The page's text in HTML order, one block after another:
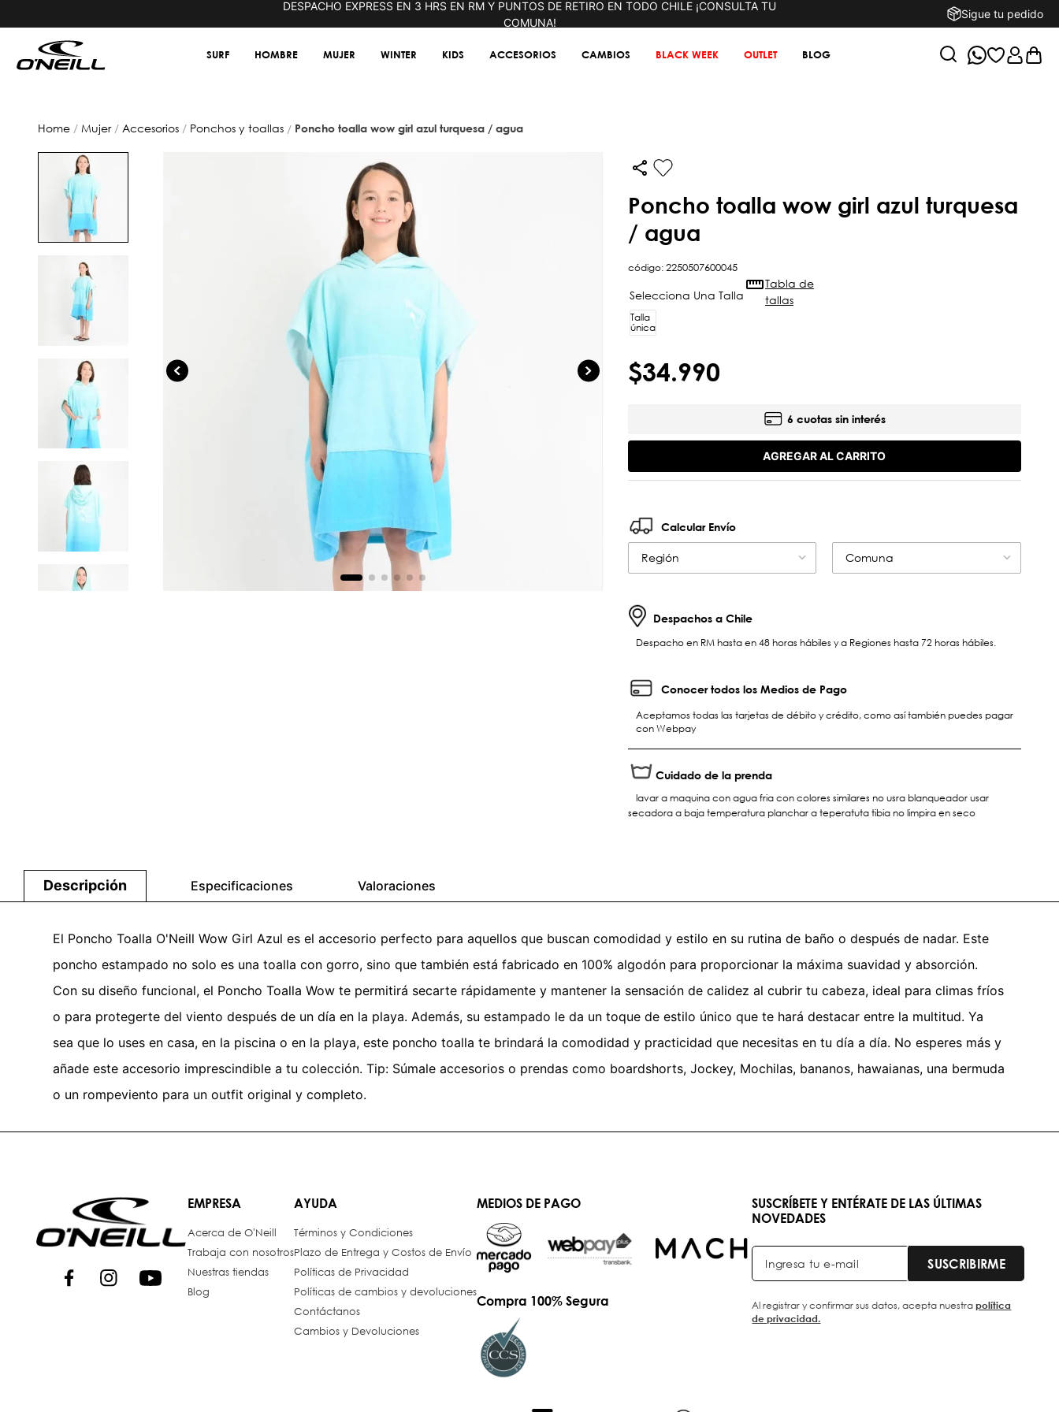
DESPACHO EXPRESS EN 3 HRS EN RM Y PUNTOS DE RETIRO EN TODO CHILE ¡CONSULTA TU
COMUNA!
Sigue tu pedido
SURF HOMBRE MUJER WINTER KIDS ACCESORIOS CAMBIOS BLACK WEEK OUTLET BLOG
mujer accesorios ponchos y toallas poncho toalla wow girl azul turquesa / agua
poncho toalla wow girl azul turquesa
/ agua
código:2250507600045
Talla
única
Tabla de
tallas
$34.990
6 cuotas sin interés
AGREGAR AL CARRITO
Calcular Envío
Región Comuna
Despachos a Chile
Despacho en RM hasta en 48 horas hábiles y a Regiones hasta 72 horas hábiles.
Conocer todos los Medios de Pago
Aceptamos todas las tarjetas de débito y crédito, como así también puedes pagar
con Webpay
Cuidado de la prenda
lavar a maquina con agua fria con colores similares no usra blanqueador usar
secadora a baja temperatura planchar a teperatuta tibia no limpira en seco
Descripción Especificaciones Valoraciones
El Poncho Toalla O'Neill Wow Girl Azul es el accesorio perfecto para aquellos que buscan comodidad y estilo en su rutina de baño o después de nadar. Este
poncho estampado no solo es una toalla con gorro, sino que también está fabricado en 100% algodón para proporcionar la máxima suavidad y absorción.
Con su diseño funcional, el Poncho Toalla Wow te permitirá secarte rápidamente y mantener la sensación de calidez al cubrir tu cabeza, ideal para climas fríos
o para protegerte del viento después de un día en la playa. Además, su estampado le da un toque de estilo único que te hará destacar entre la multitud. Ya
sea que lo uses en casa, en la piscina o en la playa, este poncho toalla te brindará la comodidad y practicidad que necesitas en tu día a día. No esperes más y
añade este accesorio imprescindible a tu colección. Tip: Súmale accesorios o prendas como boardshorts, Jockey, Mochilas, bananos, hawaianas, una bermuda
o un rompeviento para un outfit original y completo.
EMPRESA
Acerca de O'Neill
Trabaja con nosotros
Nuestras tiendas
Blog
AYUDA
Términos y Condiciones
Plazo de Entrega y Costos de Envío
Políticas de Privacidad
Políticas de cambios y devoluciones
Contáctanos
Cambios y Devoluciones
MEDIOS DE PAGO
Compra 100% Segura
SUSCRÍBETE Y ENTÉRATE DE LAS ÚLTIMAS
NOVEDADES
SUSCRIBIRME
Al registrar y confirmar sus datos, acepta nuestrapolítica
de privacidad.